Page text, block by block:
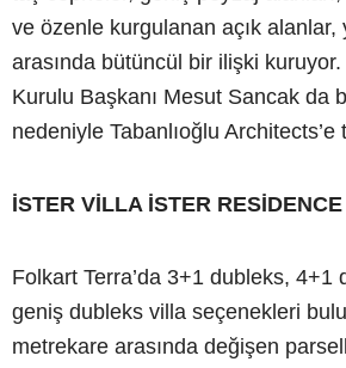
ve özenle kurgulanan açık alanlar,
arasında bütüncül bir ilişki
Kurulu Başkanı Mesut Sancak da
nedeniyle Tabanlıoğlu Architects’e
İSTER VİLLA İSTER RESİDENCE
Folkart Terra’da 3+1 dubleks, 4+1
geniş dubleks villa seçenekleri
metrekare arasında değişen